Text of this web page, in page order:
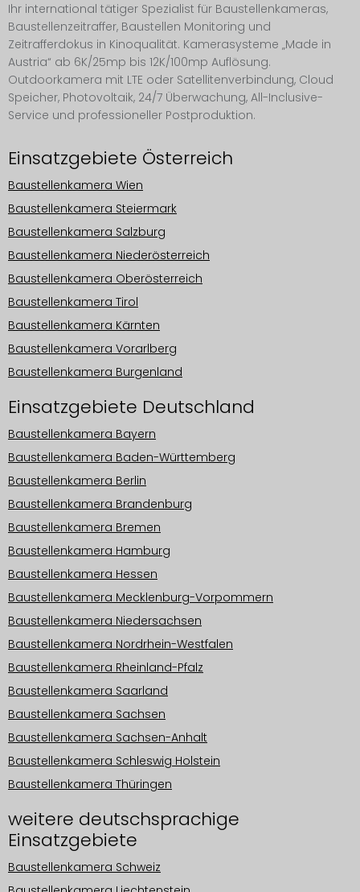
Ihr international tätiger Spezialist für Baustellenkameras,
Baustellenzeitraffer, Baustellen Monitoring und
Zeitrafferdokus in Kinoqualität. Kamerasysteme „Made in
Austria“ ab 6K/25mp bis 12K/100mp Auflösung.
Outdoorkamera mit LTE oder Satellitenverbindung, Cloud
Speicher, Photovoltaik, 24/7 Überwachung, All-Inclusive-
Service und professioneller Postproduktion.
Einsatzgebiete Österreich
Baustellenkamera Wien
Baustellenkamera Steiermark
Baustellenkamera Salzburg
Baustellenkamera Niederösterreich
Baustellenkamera Oberösterreich
Baustellenkamera Tirol
Baustellenkamera Kärnten
Baustellenkamera Vorarlberg
Baustellenkamera Burgenland
Einsatzgebiete Deutschland
Baustellenkamera Bayern
Baustellenkamera Baden-Württemberg
Baustellenkamera Berlin
Baustellenkamera Brandenburg
Baustellenkamera Bremen
Baustellenkamera Hamburg
Baustellenkamera Hessen
Baustellenkamera Mecklenburg-Vorpommern
Baustellenkamera Niedersachsen
Baustellenkamera Nordrhein-Westfalen
Baustellenkamera Rheinland-Pfalz
Baustellenkamera Saarland
Baustellenkamera Sachsen
Baustellenkamera Sachsen-Anhalt
Baustellenkamera Schleswig Holstein
Baustellenkamera Thüringen
weitere deutschsprachige
Einsatzgebiete
Baustellenkamera Schweiz